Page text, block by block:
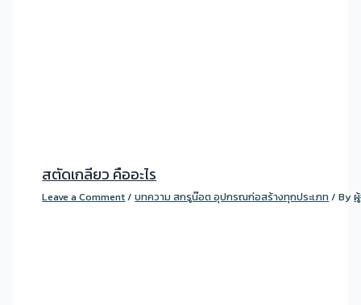
สตัดเกลียว คืออะไร
Leave a Comment/บทความ สกรูน๊อต อุปกรณก่อสร้างทุกประเภท / By